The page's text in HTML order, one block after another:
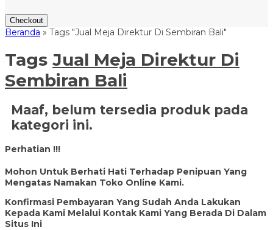
Checkout
Beranda » Tags "Jual Meja Direktur Di Sembiran Bali"
Tags Jual Meja Direktur Di
Sembiran Bali
Maaf, belum tersedia produk pada
kategori ini.
Perhatian !!!
Mohon Untuk Berhati Hati Terhadap Penipuan Yang
Mengatas Namakan Toko Online Kami.
Konfirmasi Pembayaran Yang Sudah Anda Lakukan
Kepada Kami Melalui Kontak Kami Yang Berada Di Dalam
Situs Ini